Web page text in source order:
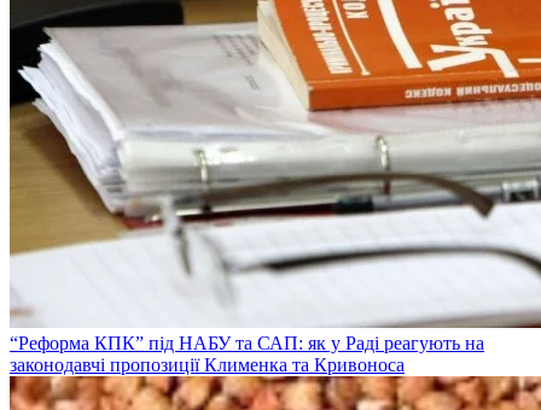
“Реформа КПК” під НАБУ та САП: як у Раді реагують на
законодавчі пропозиції Клименка та Кривоноса